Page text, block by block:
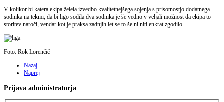
V kolikor bi katera ekipa želela izvedbo kvalitetnejšega sojenja s prisotnostjo dodatnega
sodnika na tekmi, da bi ligo sodila dva sodnika je še vedno v veljali možnost da ekipa to
storitev naroči, vendar kot je praksa zadnjih let se to še ni niti enkrat zgodilo.
Foto: Rok Lorenčič
Nazaj
Naprej
Prijava administratorja